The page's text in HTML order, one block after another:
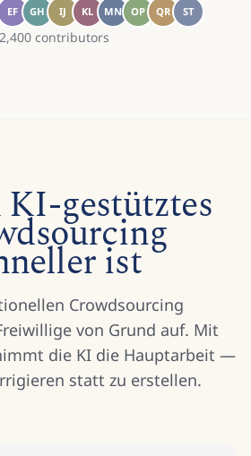
EF GH IJ KL MN OP QR ST
2,400contributors
gestütztes
ist
Crowdsourcing
von Grund auf. Mit
die KI die Hauptarbeit —
statt zu erstellen.